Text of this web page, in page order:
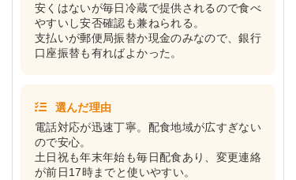
安くはないが毎日冷蔵で提供されるので食べ
やすいし安否確認も兼ねられる。
支払いが郵便局振替か現金のみなので、銀行
口座振替も有ればよかった。
選んだ理由
電話対応が迅速丁寧。配食地域が広すぎない
ので安心。
土日祝も年末年始も毎日配食あり、変更連絡
が前日17時までと使いやすい。